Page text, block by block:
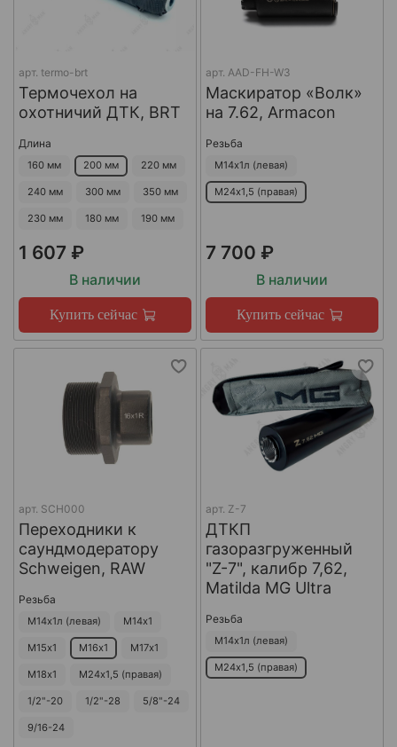
арт. termo-brt
Термочехол на
охотничий ДТК, BRT
Длина
160 мм 200 мм 220 мм
240 мм 300 мм 350 мм
230 мм 180 мм 190 мм
1 607 ₽
В наличии
Купить сейчас
арт. AAD-FH-W3
Маскиратор «Волк»
на 7.62, Armacon
Резьба
М14х1л (левая)
М24х1,5 (правая)
7 700 ₽
В наличии
Купить сейчас
арт. SCH000
Переходники к
саундмодератору
Schweigen, RAW
Резьба
М14х1л (левая) М14х1
М15х1 М16х1 М17х1
М18х1 М24х1,5 (правая)
1/2"-20 1/2"-28 5/8"-24
9/16-24
арт. Z-7
ДТКП
газоразгруженный
"Z-7", калибр 7,62,
Matilda MG Ultra
Резьба
М14х1л (левая)
М24х1,5 (правая)